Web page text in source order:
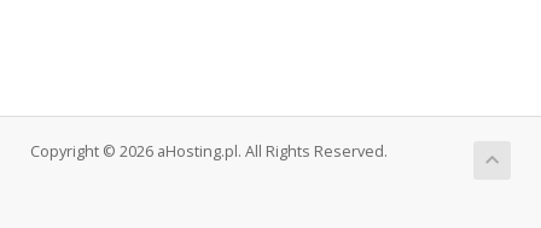
Copyright © 2026 aHosting.pl. All Rights Reserved.